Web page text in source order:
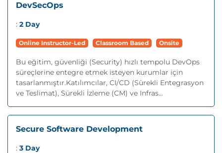
DevSecOps
: 2 Day
Online Instructor-Led Classroom Based Onsite
Bu eğitim, güvenliği (Security) hızlı tempolu DevOps
süreçlerine entegre etmek isteyen kurumlar için
tasarlanmıştır.Katılımcılar, CI/CD (Sürekli Entegrasyon
ve Teslimat), Sürekli İzleme (CM) ve Infras...
Secure Software Development
: 3 Day